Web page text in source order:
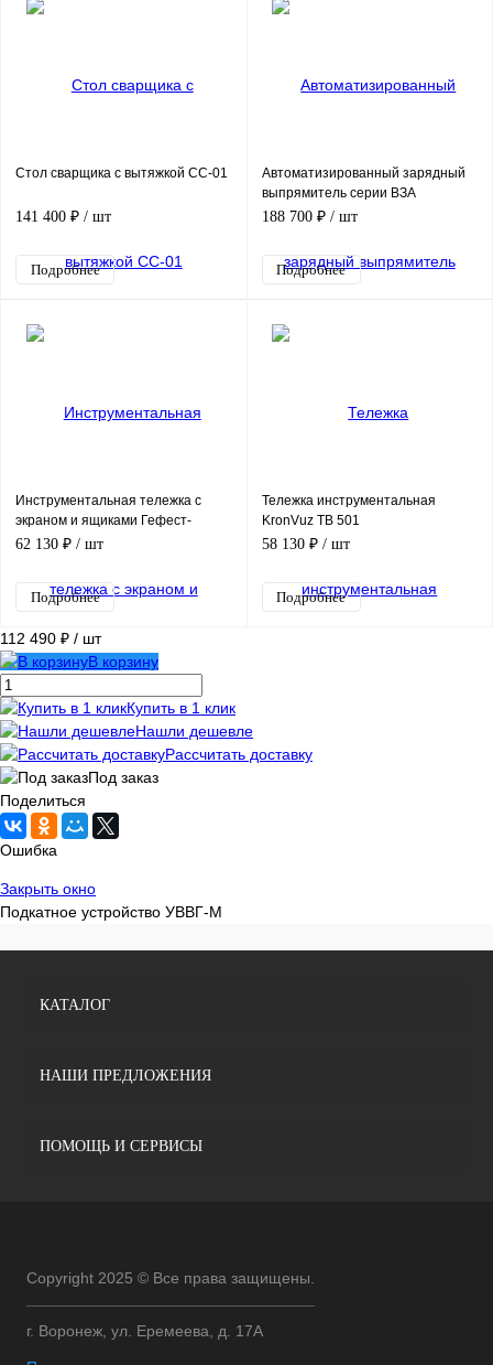
Стол сварщика с вытяжкой СС-01
141 400 ₽ / шт
Подробнее
Автоматизированный зарядный
выпрямитель серии ВЗА
188 700 ₽ / шт
Подробнее
Инструментальная тележка с
экраном и ящиками Гефест-
ТИ-06-ЭП
62 130 ₽ / шт
Подробнее
Тележка инструментальная
KronVuz TB 501
58 130 ₽ / шт
Подробнее
112 490 ₽ / шт
В корзину
Купить в 1 клик
Нашли дешевле
Рассчитать доставку
Под заказ
Поделиться
Ошибка
Закрыть окно
Подкатное устройство УВВГ-М
КАТАЛОГ
НАШИ ПРЕДЛОЖЕНИЯ
ПОМОЩЬ И СЕРВИСЫ
Copyright 2025 © Все права защищены.
г. Воронеж, ул. Еремеева, д. 17А